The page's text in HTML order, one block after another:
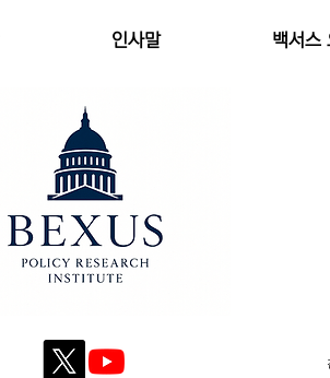
인사말 백서스